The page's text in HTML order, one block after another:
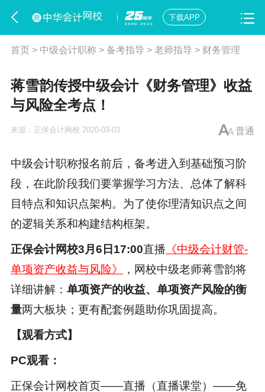
下载APP
首页> 中级会计职称> 备考指导 > 老师指导 > 财务管理
蒋雪韵传授中级会计《财务管理》收益
与风险全考点！
普通
来源： 正保会计网校 2020-03-03
中级会计职称报名前后，备考进入到基础预习阶
段，在此阶段我们要掌握学习方法、总体了解科
目特点和知识点架构。为了使你理清知识点之间
的逻辑关系和构建结构框架。
正保会计网校3月6日17:00直播 《中级会计财管-
单项资产收益与风险》
，网校中级老师蒋雪韵将
详细讲解： 单项资产的收益、单项资产风险的衡
量两大板块；更有配套例题助你巩固提高。
【观看方式】
PC观看：
正保会计网校首页——直播（直播课堂）——免